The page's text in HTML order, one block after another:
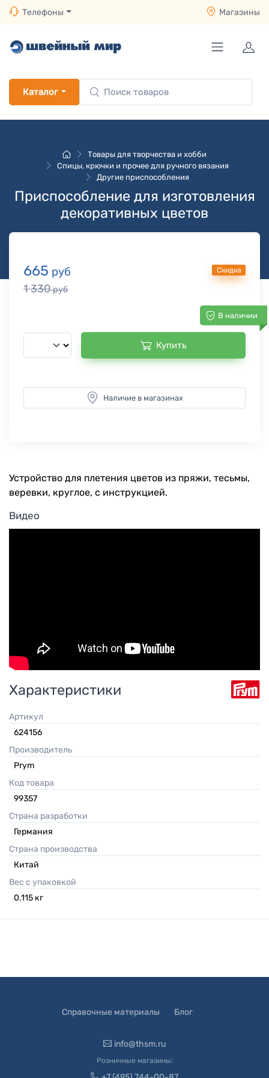
Телефоны Магазины
Каталог
Товары для творчества и хобби
Спицы, крючки и прочее для ручного вязания
Другие приспособления
Приспособление для изготовления
декоративных цветов
665 руб
1 330руб
Скидка
В наличии
Купить
Наличие в магазинах
Устройство для плетения цветов из пряжи, тесьмы,
веревки, круглое, с инструкцией.
Видео
Характеристики
Артикул
624156
Производитель
Prym
Код товара
99357
Страна разработки
Германия
Страна производства
Китай
Вес с упаковкой
0.115 кг
Справочные материалы Блог
info@thsm.ru
Розничные магазины: